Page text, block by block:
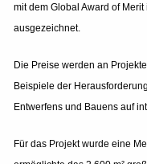
mit dem Global Award of
ausgezeichnet.
Die Preise werden an
Beispiele der
Entwerfens und Bauens auf
Für das Projekt wurde eine